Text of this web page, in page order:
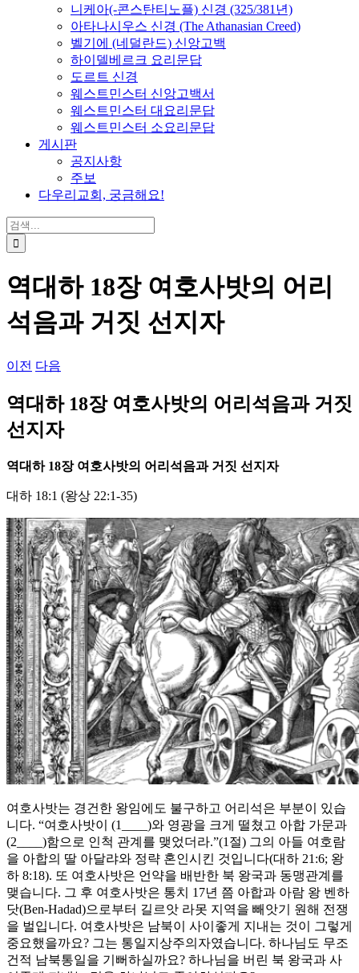
니케아(-콘스탄티노플) 신경 (325/381년)
아타나시우스 신경 (The Athanasian Creed)
벨기에 (네덜란드) 신앙고백
하이델베르크 요리문답
도르트 신경
웨스트민스터 신앙고백서
웨스트민스터 대요리문답
웨스트민스터 소요리문답
게시판
공지사항
주보
다우리교회, 궁금해요!
검
색
...
역대하 18장 여호사밧의 어리
석음과 거짓 선지자
이전 다음
역대하 18장 여호사밧의 어리석음과 거짓
선지자
역대하 18장 여호사밧의 어리석음과 거짓 선지자
대하 18:1 (왕상 22:1-35)
여호사밧는 경건한 왕임에도 불구하고 어리석은 부분이 있습
니다. “여호사밧이 (1____)와 영광을 크게 떨쳤고 아합 가문과
(2____)함으로 인척 관계를 맺었더라.”(1절) 그의 아들 여호람
을 아합의 딸 아달랴와 정략 혼인시킨 것입니다(대하 21:6; 왕
하 8:18). 또 여호사밧은 언약을 배반한 북 왕국과 동맹관계를
맺습니다. 그 후 여호사밧은 통치 17년 쯤 아합과 아람 왕 벤하
닷(Ben-Hadad)으로부터 길르앗 라못 지역을 빼앗기 원해 전쟁
을 벌입니다. 여호사밧은 남북이 사이좋게 지내는 것이 그렇게
중요했을까요? 그는 통일지상주의자였습니다. 하나님도 무조
건적 남북통일을 기뻐하실까요? 하나님을 버린 북 왕국과 사